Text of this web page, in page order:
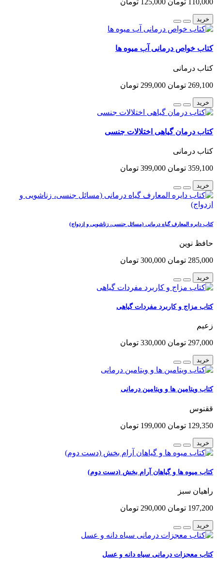
110,000 تومان 125,000 تومان
خرید
کتاب خواص درمانی آب میوه ها
کتاب درمانی
269,100 تومان 299,000 تومان
خرید
کتاب درمان گیاهی اختلالات جنسی
کتاب درمانی
359,100 تومان 399,000 تومان
خرید
کتاب دایره المعارف گیاه درمانی (مسائل جنسی، زناشویی و ازدواج)
حافظ نوین
285,000 تومان 300,000 تومان
خرید
کتاب مزاج و کاربرد مفردات گیاهی
زعیم
297,000 تومان 330,000 تومان
خرید
کتاب ویتامین ها و ویتامین درمانی
ققنوس
129,350 تومان 199,000 تومان
خرید
کتاب میوه ها و گیاهان آرام بخش (دست دوم)
راهیان سبز
197,200 تومان 290,000 تومان
خرید
کتاب معجزات درمانی سیاه دانه و عسل